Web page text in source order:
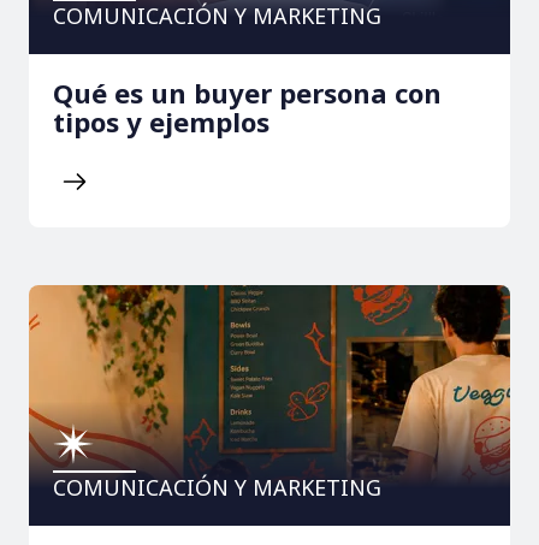
COMUNICACIÓN Y MARKETING
Qué es un buyer persona con
tipos y ejemplos
COMUNICACIÓN Y MARKETING